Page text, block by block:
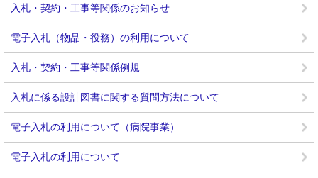
入札・契約・工事等関係のお知らせ
電子入札（物品・役務）の利用について
入札・契約・工事等関係例規
入札に係る設計図書に関する質問方法について
電子入札の利用について（病院事業）
電子入札の利用について